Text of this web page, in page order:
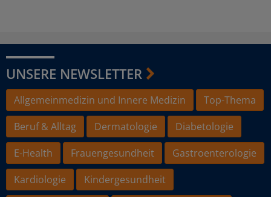
UNSERE NEWSLETTER
Allgemeinmedizin und Innere Medizin
Top-Thema
Beruf & Alltag
Dermatologie
Diabetologie
E-Health
Frauengesundheit
Gastroenterologie
Kardiologie
Kindergesundheit